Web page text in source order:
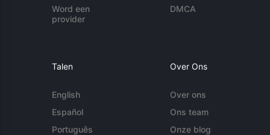
Word een
provider
DMCA
Talen
English
Español
Português
Over Ons
Over ons
Ons team
Onze blog